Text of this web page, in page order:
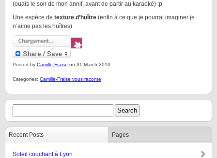
(ouais le soir de mon annif, avant de partir au karaoké) :p
Une espèce de texture d’huître (enfin à ce que je pourrai imaginer je
n’aime pas les huîtres)
Posted by Camille-Fraise on 31 March 2010.
Categories: Camille-Fraise vous raconte
Recent Posts Pages
Soleil couchant à Lyon